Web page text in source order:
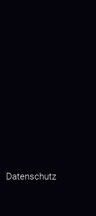
Datenschutz